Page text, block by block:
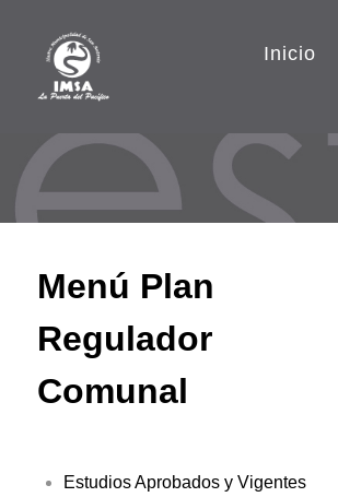
Inicio
Menú Plan
Regulador
Comunal
Estudios Aprobados y Vigentes